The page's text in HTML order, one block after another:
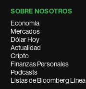
SOBRE NOSOTROS
Economía
Mercados
Dólar Hoy
Actualidad
Cripto
Finanzas Personales
Podcasts
Listas de Bloomberg Línea